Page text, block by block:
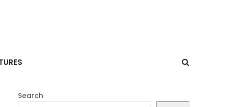
Search